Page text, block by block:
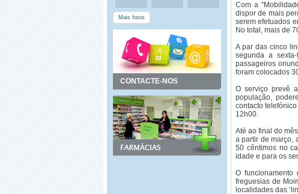
Mais fotos
CONTACTE-NOS
Com a
dispor de mais
serem efetuados
No total, mais de
A par das cinco
segunda a
passageiros
foram colocados
O serviço prevê
população,
contacto
12h00.
Até ao final do
a partir de março,
50 cêntimos no
idade e para os
O
freguesias de
localidades das